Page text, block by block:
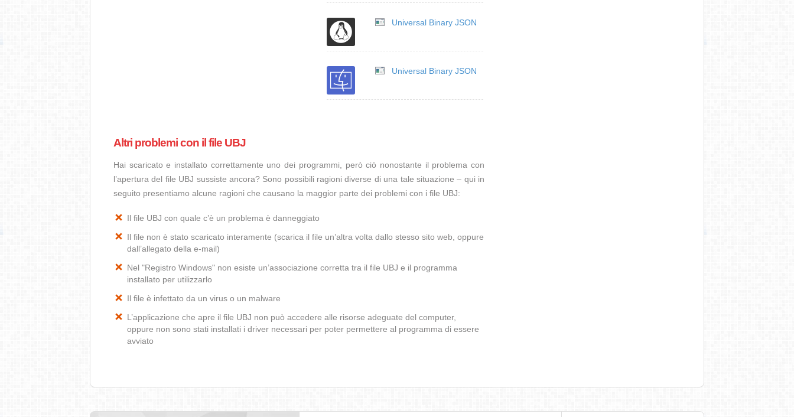
Universal Binary JSON
Universal Binary JSON
Altri problemi con il file UBJ
Hai scaricato e installato correttamente uno dei programmi, però ciò nonostante il problema con
l’apertura del file UBJ sussiste ancora? Sono possibili ragioni diverse di una tale situazione – qui in
seguito presentiamo alcune ragioni che causano la maggior parte dei problemi con i file UBJ:
Il file UBJ con quale c’è un problema è danneggiato
Il file non è stato scaricato interamente (scarica il file un’altra volta dallo stesso sito web, oppure
dall’allegato della e-mail)
Nel "Registro Windows" non esiste un’associazione corretta tra il file UBJ e il programma
installato per utilizzarlo
Il file è infettato da un virus o un malware
L’applicazione che apre il file UBJ non può accedere alle risorse adeguate del computer,
oppure non sono stati installati i driver necessari per poter permettere al programma di essere
avviato